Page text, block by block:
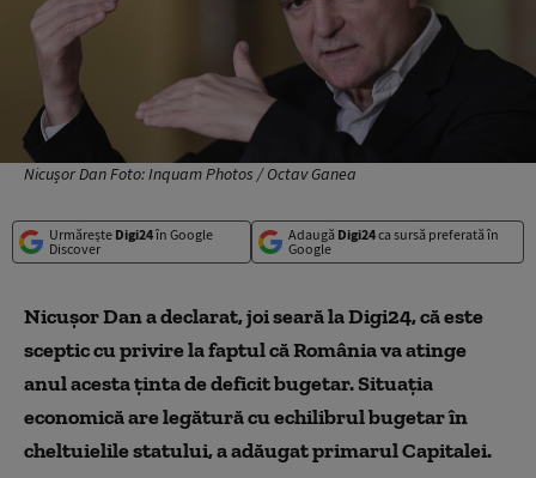
Nicușor Dan Foto: Inquam Photos / Octav Ganea
Urmărește Digi24în Google
Discover
Adaugă Digi24ca sursă preferată în
Google
Nicuşor Dan a declarat, joi seară la Digi24, că este
sceptic cu privire la faptul că România va atinge
anul acesta ţinta de deficit bugetar. Situaţia
economică are legătură cu echilibrul bugetar în
cheltuielile statului, a adăugat primarul Capitalei.